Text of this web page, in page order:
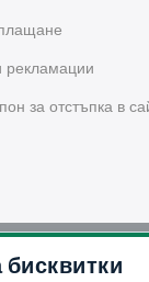
рекламации
за отстъпка в
Telegram